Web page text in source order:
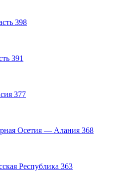
398
391
377
Осетия — Алания 368
Республика 363